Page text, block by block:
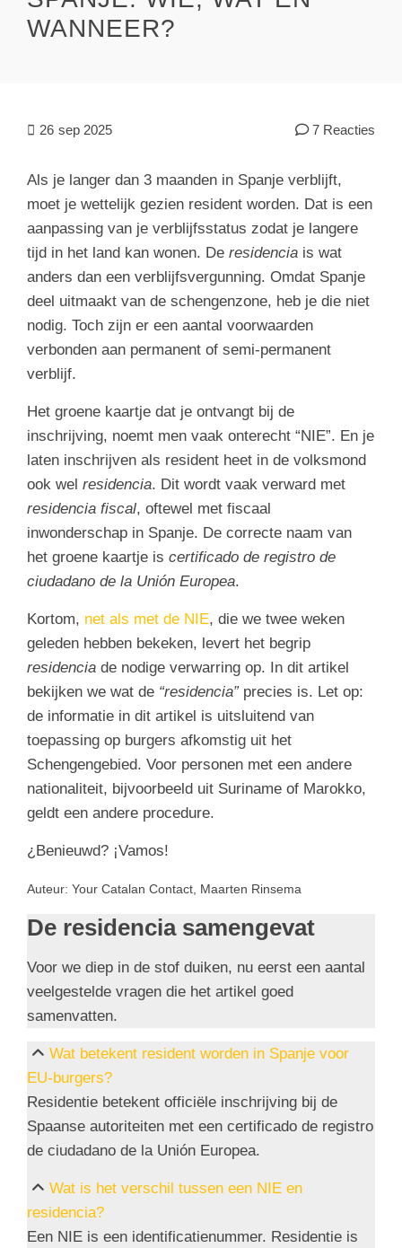
WANNEER?
26 sep 2025 7 Reacties
Als je langer dan 3 maanden in Spanje verblijft,
moet je wettelijk gezien resident worden. Dat is een
aanpassing van je verblijfsstatus zodat je langere
tijd in het land kan wonen. De residencia is wat
anders dan een verblijfsvergunning. Omdat Spanje
deel uitmaakt van de schengenzone, heb je die niet
nodig. Toch zijn er een aantal voorwaarden
verbonden aan permanent of semi-permanent
verblijf.
Het groene kaartje dat je ontvangt bij de
inschrijving, noemt men vaak onterecht “NIE”. En je
laten inschrijven als resident heet in de volksmond
ook wel residencia. Dit wordt vaak verward met
residencia fiscal, oftewel met fiscaal
inwonderschap in Spanje. De correcte naam van
het groene kaartje is certificado de registro de
ciudadano de la Unión Europea.
Kortom, net als met de NIE, die we twee weken
geleden hebben bekeken, levert het begrip
residencia de nodige verwarring op. In dit artikel
bekijken we wat de “residencia” precies is. Let op:
de informatie in dit artikel is uitsluitend van
toepassing op burgers afkomstig uit het
Schengengebied. Voor personen met een andere
nationaliteit, bijvoorbeeld uit Suriname of Marokko,
geldt een andere procedure.
¿Benieuwd? ¡Vamos!
Auteur: Your Catalan Contact, Maarten Rinsema
De residencia samengevat
Voor we diep in de stof duiken, nu eerst een aantal
veelgestelde vragen die het artikel goed
samenvatten.
Wat betekent resident worden in Spanje voor
EU-burgers?
Residentie betekent officiële inschrijving bij de
Spaanse autoriteiten met een certificado de registro
de ciudadano de la Unión Europea.
Wat is het verschil tussen een NIE en
residencia?
Een NIE is een identificatienummer. Residentie is